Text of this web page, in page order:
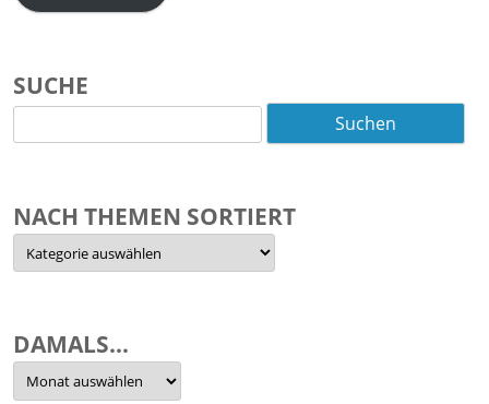
SUCHE
nach:
NACH THEMEN SORTIERT
Nach
Themen
sortiert
DAMALS…
Damals…